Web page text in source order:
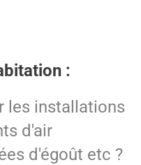
:
les installations
d'air
d'égoût etc ?